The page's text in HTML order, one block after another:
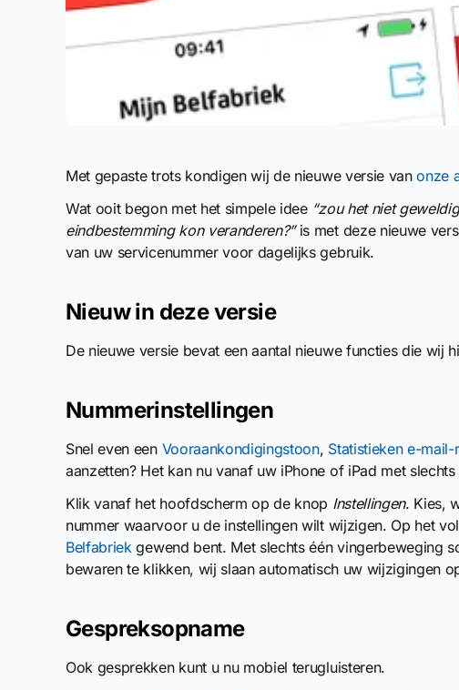
Met gepaste trots kondigen wij de nieuwe versie vanonze
Wat ooit begon met het simpele idee “zou het niet
eindbestemming kon veranderen?”is met deze nieuwe
van uw servicenummer voor dagelijks gebruik.
Nieuw in deze versie
De nieuwe versie bevat een aantal nieuwe functies die wij
Nummerinstellingen
Snel even een Vooraankondigingstoon, Statistieken e-
aanzetten? Het kan nu vanaf uw iPhone of iPad met
Klik vanaf het hoofdscherm op de knop Instellingen. Kies,
nummer waarvoor u de instellingen wilt wijzigen. Op het
Belfabriekgewend bent. Met slechts één vingerbeweging
bewaren te klikken, wij slaan automatisch uw wijzigingen
Gespreksopname
Ook gesprekken kunt u nu mobiel terugluisteren.